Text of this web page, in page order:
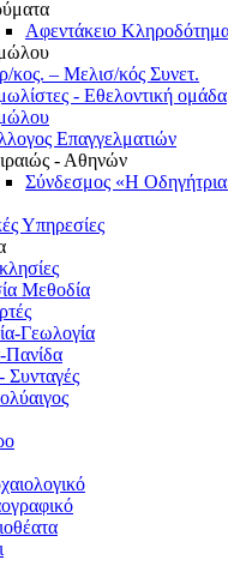
Αφεντάκειο
κος. – Μελισ/κός Συνετ.
- Εθελοντική ομάδα
Επαγγελματιών
- Αθηνών
Σύνδεσμος «Η
Υπηρεσίες
Μεθοδία
Γεωλογία
Συνταγές